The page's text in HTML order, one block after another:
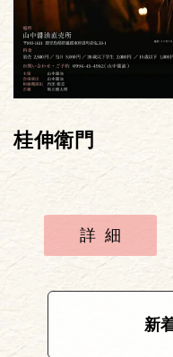
桂伸衛門
詳細
新